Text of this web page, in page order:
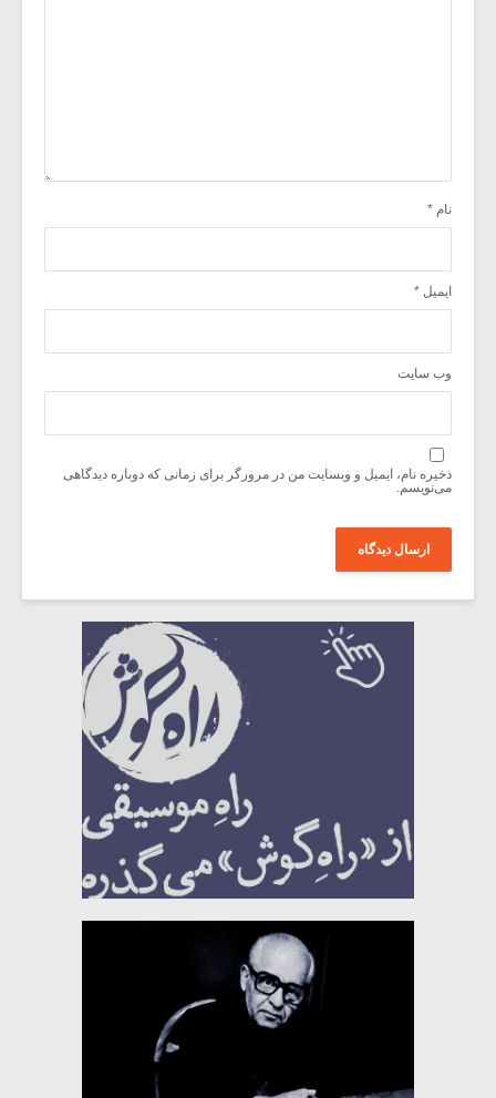
نام *
ایمیل *
وب‌ سایت
ذخیره نام، ایمیل و وبسایت من در مرورگر برای زمانی که دوباره دیدگاهی
می‌نویسم.